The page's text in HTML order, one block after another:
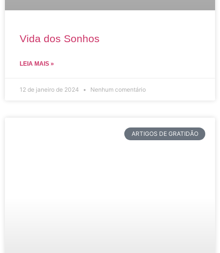
Vida dos Sonhos
LEIA MAIS »
12 de janeiro de 2024 Nenhum comentário
ARTIGOS DE GRATIDÃO